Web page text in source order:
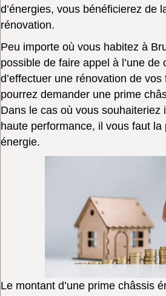
d’énergies, vous bénéficierez de
rénovation.
Peu importe où vous habitez à
possible de faire appel à l’une de
d’effectuer une rénovation de
pourrez demander une prime
Dans le cas où vous souhaiteriez
haute performance, il vous faut la
énergie.
Le montant d’une prime châssis